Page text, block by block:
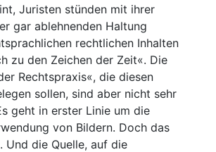
Juristen stünden mit ihrer
gar ablehnenden Haltung
rechtlichen Inhalten
zu den Zeichen der Zeit«. Die
Rechtspraxis«, die diesen
sollen, sind aber nicht sehr
geht in erster Linie um die
von Bildern. Doch das
Und die Quelle, auf die